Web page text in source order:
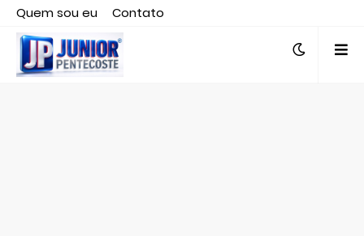
Quem sou eu
Contato
Editor responsável, jornalista Clovis Almeida.